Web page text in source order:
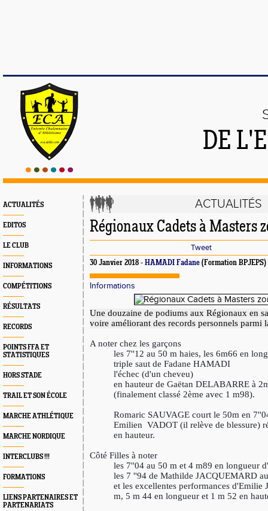
DE
ACTUALITÉS
EDITOS
LE CLUB
INFORMATIONS
COMPÉTITIONS
RÉSULTATS
RECORDS
POINTS FFA ET
STATISTIQUES
HORS STADE
TRAIL ET SON ÉCOLE
MARCHE ATHLÉTIQUE
MARCHE NORDIQUE
INTERCLUBS !!!
FORMATIONS
LIENS PARTENAIRES ET
PARTENARIATS
ACTUALITÉS
Régionaux Cadets à Masters
Tweet
30 Janvier 2018 - HAMADI Fadane (Formation BPJEPS)
Informations
Une douzaine de podiums aux Régionaux en
voire améliorant des records personnels parmi
A noter chez les garçons
les 7''12 au 50 m haies, les 6m66 en
triple saut de Fadane HAMADI
l'échec (d'un cheveu)
en hauteur de Gaëtan DELABARRE à
(finalement classé 2ème avec 1 m98).
Romaric SAUVAGE court le 50m en
Emilien VADOT (il relève de blessure)
en hauteur.
Côté Filles à noter
les 7''04 au 50 m et 4 m89 en longueur
les 7 ''94 de Mathilde JACQUEMARD
et les excellentes performances
m, 5 m 44 en longueur et 1 m 52 en